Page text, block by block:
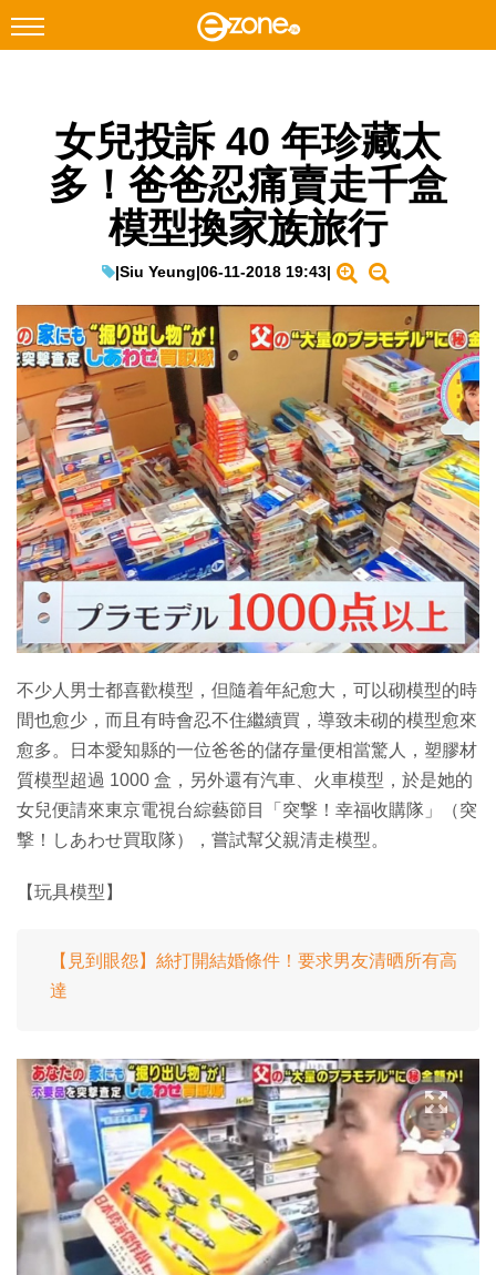
Facebook Instagram
科技焦點
教學評測
EduTech
IT Times
生成式AI與雲端應用
Enterprise Digital Transformation
特集
女兒投訴 40 年珍藏太
多！爸爸忍痛賣走千盒
模型換家族旅行
|Siu Yeung|06-11-2018 19:43|
不少人男士都喜歡模型，但隨着年紀愈大，可以砌模型的時
間也愈少，而且有時會忍不住繼續買，導致未砌的模型愈來
愈多。日本愛知縣的一位爸爸的儲存量便相當驚人，塑膠材
質模型超過 1000 盒，另外還有汽車、火車模型，於是她的
女兒便請來東京電視台綜藝節目「突撃！幸福收購隊」（突
撃！しあわせ買取隊），嘗試幫父親清走模型。
【玩具模型】
【見到眼怨】絲打開結婚條件！要求男友清晒所有高
達